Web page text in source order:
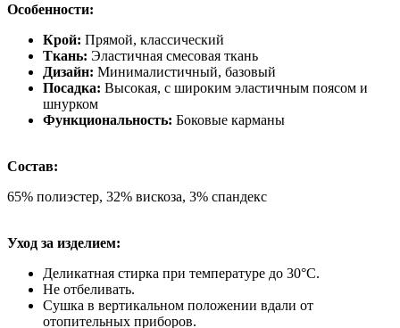
Особенности:
Крой: Прямой, классический
Ткань: Эластичная смесовая ткань
Дизайн: Минималистичный, базовый
Посадка: Высокая, с широким эластичным поясом и
шнурком
Функциональность: Боковые карманы
Состав:
65% полиэстер, 32% вискоза, 3% спандекс
Уход за изделием:
Деликатная стирка при температуре до 30°C.
Не отбеливать.
Сушка в вертикальном положении вдали от
отопительных приборов.